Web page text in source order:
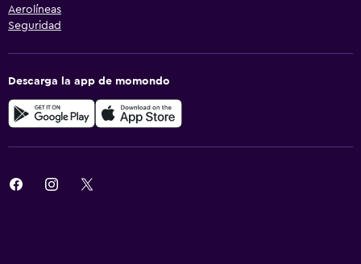
Aerolíneas
Seguridad
Descarga la app de momondo